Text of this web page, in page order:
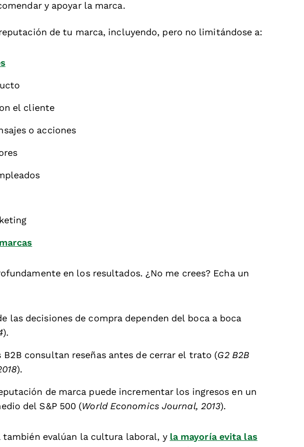
y apoyar la marca.
de tu marca, incluyendo, pero no limitándose a:
el cliente
o acciones
en los resultados. ¿No me crees? Echa un
las decisiones de compra dependen del boca a boca
).
B2B consultan reseñas antes de cerrar el trato (G2 B2B
).
de marca puede incrementar los ingresos en un
del S&P 500 (World Economics Journal, 2013).
también evalúan la cultura laboral, y la mayoría evita las